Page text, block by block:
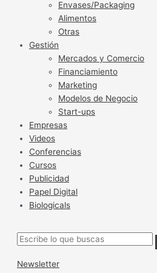
Envases/Packaging
Alimentos
Otras
Gestión
Mercados y Comercio
Financiamiento
Marketing
Modelos de Negocio
Start-ups
Empresas
Videos
Conferencias
Cursos
Publicidad
Papel Digital
Biologicals
Newsletter